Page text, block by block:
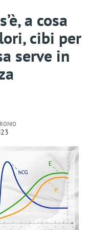
a cosa
cibi per
serve in